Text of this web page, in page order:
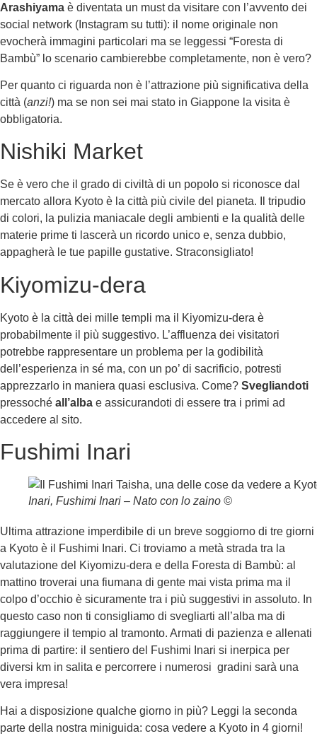
Arashiyama è diventata un must da visitare con l’avvento dei
social network (Instagram su tutti): il nome originale non
evocherà immagini particolari ma se leggessi “Foresta di
Bambù” lo scenario cambierebbe completamente, non è vero?
Per quanto ci riguarda non è l’attrazione più significativa della
città (anzi!) ma se non sei mai stato in Giappone la visita è
obbligatoria.
Nishiki Market
Se è vero che il grado di civiltà di un popolo si riconosce dal
mercato allora Kyoto è la città più civile del pianeta. Il tripudio
di colori, la pulizia maniacale degli ambienti e la qualità delle
materie prime ti lascerà un ricordo unico e, senza dubbio,
appagherà le tue papille gustative. Straconsigliato!
Kiyomizu-dera
Kyoto è la città dei mille templi ma il Kiyomizu-dera è
probabilmente il più suggestivo. L’affluenza dei visitatori
potrebbe rappresentare un problema per la godibilità
dell’esperienza in sé ma, con un po’ di sacrificio, potresti
apprezzarlo in maniera quasi esclusiva. Come? Svegliandoti
pressoché all’alba e assicurandoti di essere tra i primi ad
accedere al sito.
Fushimi Inari
Inari, Fushimi Inari – Nato con lo zaino ©
Ultima attrazione imperdibile di un breve soggiorno di tre giorni
a Kyoto è il Fushimi Inari. Ci troviamo a metà strada tra la
valutazione del Kiyomizu-dera e della Foresta di Bambù: al
mattino troverai una fiumana di gente mai vista prima ma il
colpo d’occhio è sicuramente tra i più suggestivi in assoluto. In
questo caso non ti consigliamo di svegliarti all’alba ma di
raggiungere il tempio al tramonto. Armati di pazienza e allenati
prima di partire: il sentiero del Fushimi Inari si inerpica per
diversi km in salita e percorrere i numerosi gradini sarà una
vera impresa!
Hai a disposizione qualche giorno in più? Leggi la seconda
parte della nostra miniguida: cosa vedere a Kyoto in 4 giorni!